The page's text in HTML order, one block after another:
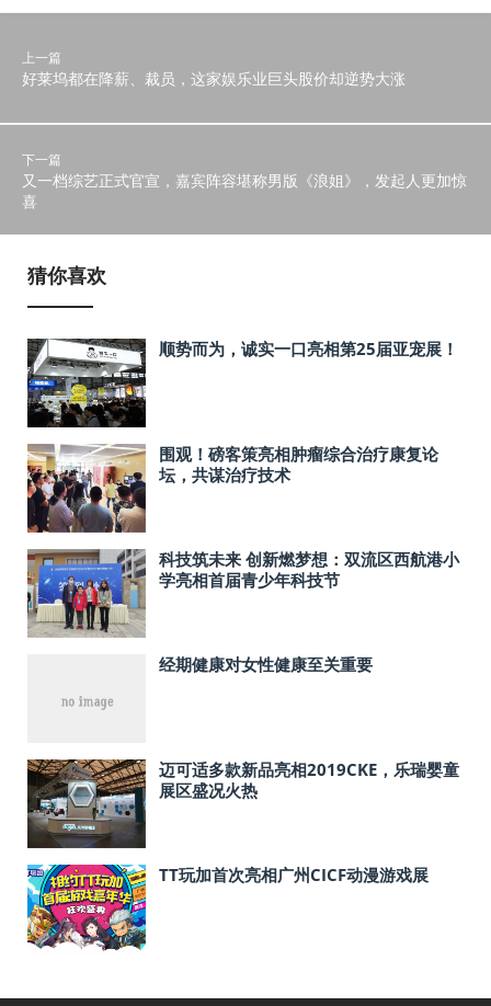
上一篇
好莱坞都在降薪、裁员，这家娱乐业巨头股价却逆势大涨
下一篇
又一档综艺正式官宣，嘉宾阵容堪称男版《浪姐》，发起人更加惊
喜
猜你喜欢
顺势而为，诚实一口亮相第25届亚宠展！
围观！磅客策亮相肿瘤综合治疗康复论
坛，共谋治疗技术
科技筑未来 创新燃梦想：双流区西航港小
学亮相首届青少年科技节
经期健康对女性健康至关重要
迈可适多款新品亮相2019CKE，乐瑞婴童
展区盛况火热
TT玩加首次亮相广州CICF动漫游戏展